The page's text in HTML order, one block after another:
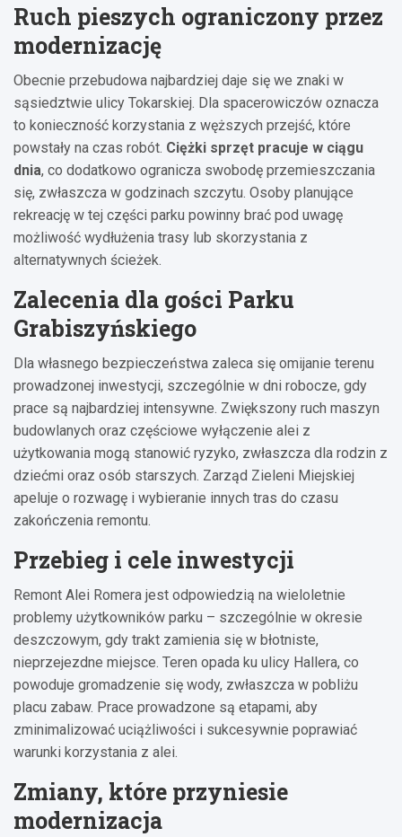
Ruch pieszych ograniczony przez
modernizację
Obecnie przebudowa najbardziej daje się we znaki w
sąsiedztwie ulicy Tokarskiej. Dla spacerowiczów oznacza
to konieczność korzystania z węższych przejść, które
powstały na czas robót. Ciężki sprzęt pracuje w ciągu
dnia, co dodatkowo ogranicza swobodę przemieszczania
się, zwłaszcza w godzinach szczytu. Osoby planujące
rekreację w tej części parku powinny brać pod uwagę
możliwość wydłużenia trasy lub skorzystania z
alternatywnych ścieżek.
Zalecenia dla gości Parku
Grabiszyńskiego
Dla własnego bezpieczeństwa zaleca się omijanie terenu
prowadzonej inwestycji, szczególnie w dni robocze, gdy
prace są najbardziej intensywne. Zwiększony ruch maszyn
budowlanych oraz częściowe wyłączenie alei z
użytkowania mogą stanowić ryzyko, zwłaszcza dla rodzin z
dziećmi oraz osób starszych. Zarząd Zieleni Miejskiej
apeluje o rozwagę i wybieranie innych tras do czasu
zakończenia remontu.
Przebieg i cele inwestycji
Remont Alei Romera jest odpowiedzią na wieloletnie
problemy użytkowników parku – szczególnie w okresie
deszczowym, gdy trakt zamienia się w błotniste,
nieprzejezdne miejsce. Teren opada ku ulicy Hallera, co
powoduje gromadzenie się wody, zwłaszcza w pobliżu
placu zabaw. Prace prowadzone są etapami, aby
zminimalizować uciążliwości i sukcesywnie poprawiać
warunki korzystania z alei.
Zmiany, które przyniesie
modernizacja